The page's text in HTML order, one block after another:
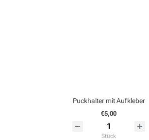
Puckhalter mit Aufkleber
€5,00
Stück